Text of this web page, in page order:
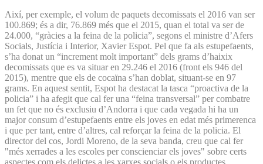
Així, per exemple, el volum de paquets decomissats el 2016 van ser
100.869; és a dir, 76.869 més que el 2015, quan el total va ser de
24.000, “gràcies a la feina de la policia”, segons el ministre d’Afers
Socials, Justícia i Interior, Xavier Espot. Pel que fa als estupefaents,
s’ha donat un “increment molt important” dels grams d’haixix
decomissats que es va situar en 29.246 el 2016 (front els 946 del
2015), mentre que els de cocaïna s’han doblat, situant-se en 97
grams. En aquest sentit, Espot ha destacat la tasca “proactiva de la
policia” i ha afegit que cal fer una “feina transversal” per combatre
un fet que no és exclusiu d’Andorra i que cada vegada hi ha un
major consum d’estupefaents entre els joves en edat més primerenca
i que per tant, entre d’altres, cal reforçar la feina de la policia. El
director del cos, Jordi Moreno, de la seva banda, creu que cal fer
"més xerrades a les escoles per conscienciar els joves" sobre certs
aspectes com els delictes a les xarxes socials o els productes